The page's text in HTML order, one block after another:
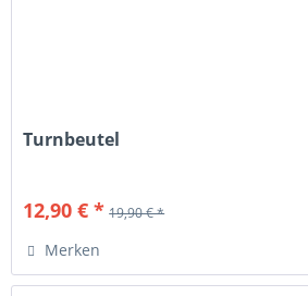
Turnbeutel
12,90 € * 19,90 € *
Merken